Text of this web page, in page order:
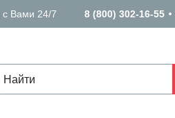
с Вами 24/7 8 (800) 302-16-55